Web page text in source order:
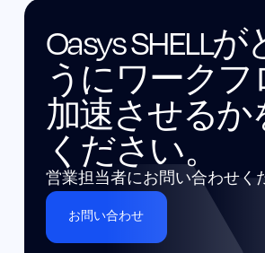
Oasys SHELL
うにワークフ
加速させるか
ください。
営業担当者にお問い合わせく
お問い合わせ